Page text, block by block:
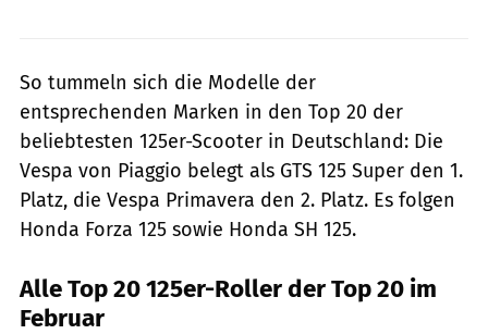
So tummeln sich die Modelle der
entsprechenden Marken in den Top 20 der
beliebtesten 125er-Scooter in Deutschland: Die
Vespa von Piaggio belegt als GTS 125 Super den 1.
Platz, die Vespa Primavera den 2. Platz. Es folgen
Honda Forza 125 sowie Honda SH 125.
Alle Top 20 125er-Roller der Top 20 im
Februar